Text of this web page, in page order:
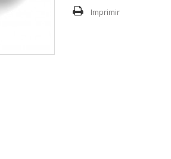
Imprimir